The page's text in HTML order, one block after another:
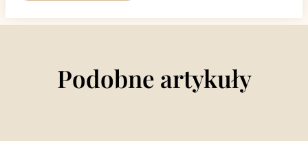
Podobne artykuły